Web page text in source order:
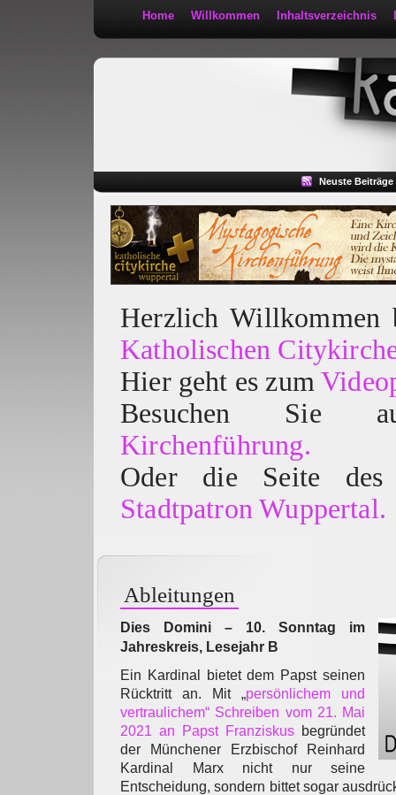
Home Willkommen Inhaltsverzeichnis
Neuste Beiträge
Herzlich
Katholischen
Hier geht es zum
Besuchen
Kirchenführung.
Oder die Seite des
Stadtpatron Wuppertal.
Ableitungen
Dies Domini – 10. Sonntag im
Jahreskreis, Lesejahr B
Ein Kardinal bietet dem Papst seinen
Rücktritt an. Mit „persönlichem und
vertraulichem“ Schreiben vom 21. Mai
2021 an Papst Franziskus begründet
der Münchener Erzbischof Reinhard
Kardinal Marx nicht nur seine
Entscheidung, sondern bittet sogar